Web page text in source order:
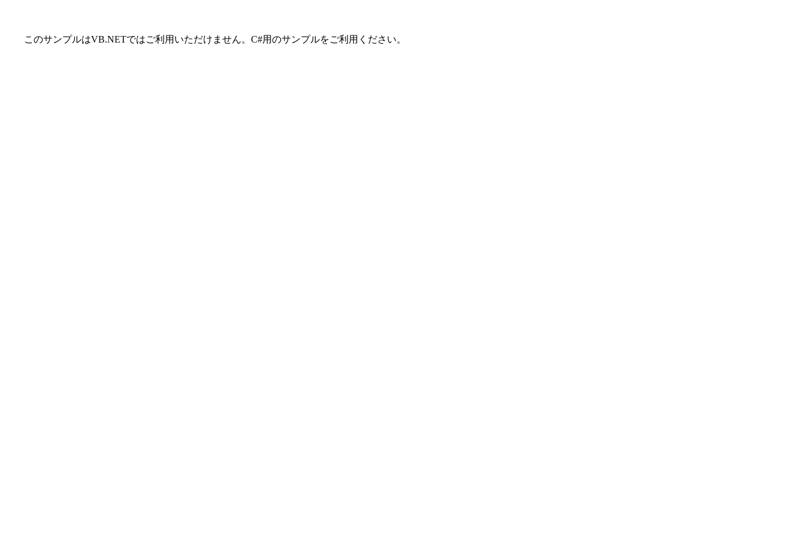
このサンプルはVB.NETではご利用いただけません。C#用のサンプルをご利用ください。